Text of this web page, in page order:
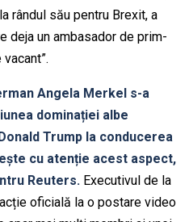
rândul său pentru Brexit, a
deja un ambasador de prim-
Angela Merkel s-a
dominației albe
Trump la conducerea
cu atenție acest aspect,
Reuters. Executivul de la
oficială la o postare video